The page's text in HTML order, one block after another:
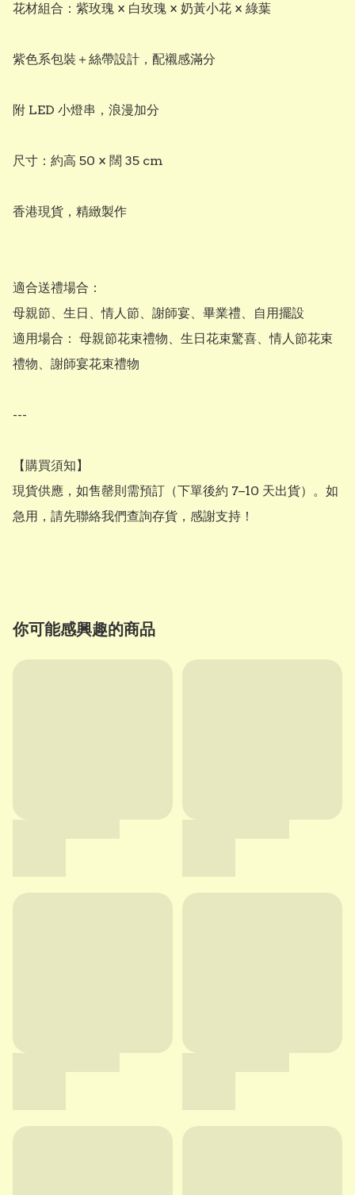
花材組合：紫玫瑰 × 白玫瑰 × 奶黃小花 × 綠葉
紫色系包裝＋絲帶設計，配襯感滿分
附 LED 小燈串，浪漫加分
尺寸：約高 50 × 闊 35 cm
香港現貨，精緻製作
適合送禮場合：
母親節、生日、情人節、謝師宴、畢業禮、自用擺設
適用場合： 母親節花束禮物、生日花束驚喜、情人節花束
禮物、謝師宴花束禮物
---
【購買須知】
現貨供應，如售罄則需預訂（下單後約 7–10 天出貨）。如
急用，請先聯絡我們查詢存貨，感謝支持！
你可能感興趣的商品